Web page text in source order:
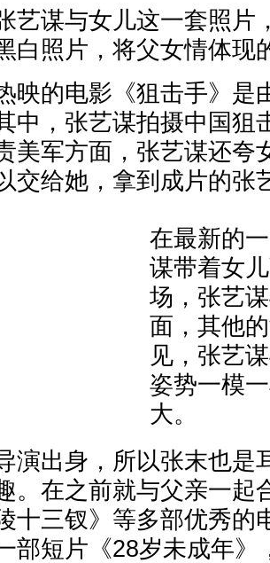
艺谋与女儿这一套照片
白照片，将父女情体现
映的电影《狙击手》是
中，张艺谋拍摄中国狙
美军方面，张艺谋还夸
交给她，拿到成片的张
在最新的
谋带着女
场，张艺
面，其他
见，张艺
姿势一模
大。
演出身，所以张末也是
。在之前就与父亲一起
十三钗》等多部优秀的
部短片《28岁未成年》